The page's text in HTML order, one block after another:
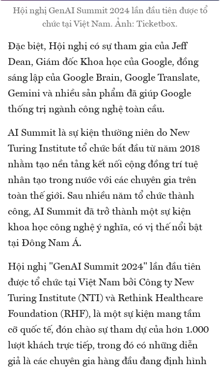
Hội nghị GenAI Summit 2024 lần đầu tiên được tổ
chức tại Việt Nam. Ảnh: Ticketbox.
Đặc biệt, Hội nghị có sự tham gia của Jeff
Dean, Giám đốc Khoa học của Google, đồng
sáng lập của Google Brain, Google Translate,
Gemini và nhiều sản phẩm đã giúp Google
thống trị ngành công nghệ toàn cầu.
AI Summit là sự kiện thường niên do New
Turing Institute tổ chức bắt đầu từ năm 2018
nhằm tạo nền tảng kết nối cộng đồng trí tuệ
nhân tạo trong nước với các chuyên gia trên
toàn thế giới. Sau nhiều năm tổ chức thành
công, AI Summit đã trở thành một sự kiện
khoa học công nghệ ý nghĩa, có vị thế nổi bật
tại Đông Nam Á.
Hội nghị "GenAI Summit 2024" lần đầu tiên
được tổ chức tại Việt Nam bởi Công ty New
Turing Institute (NTI) và Rethink Healthcare
Foundation (RHF), là một sự kiện mang tầm
cỡ quốc tế, đón chào sự tham dự của hơn 1.000
lượt khách trực tiếp, trong đó có những diễn
giả là các chuyên gia hàng đầu đang định hình